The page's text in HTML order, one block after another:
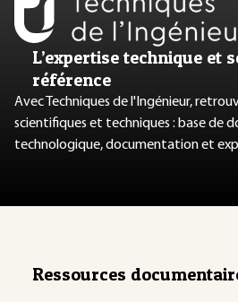
L’expertise technique et
référence
Avec Techniques de l'Ingénieur,
scientifiques et techniques : base de
technologique, documentation et
Ressources